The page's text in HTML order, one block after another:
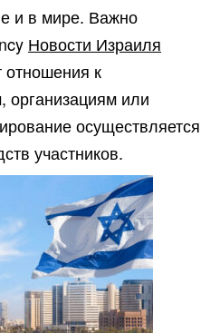
и в мире. Важно
Новости Израиля
отношения к
организациям или
осуществляется
участников.